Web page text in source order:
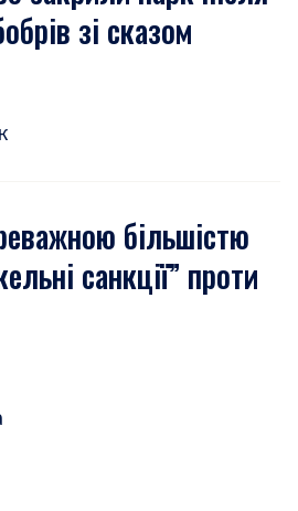
зі сказом
більшістю
санкції” проти